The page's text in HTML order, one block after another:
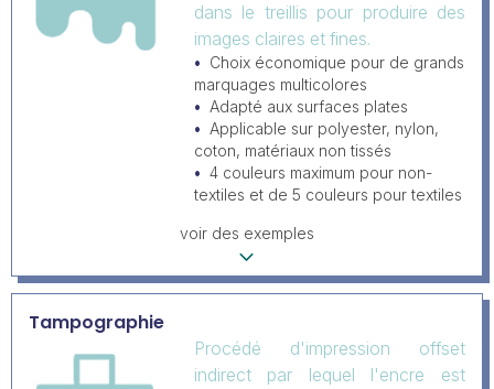
dans le treillis pour produire des
images claires et fines.
Choix économique pour de grands
marquages multicolores
Adapté aux surfaces plates
Applicable sur polyester, nylon,
coton, matériaux non tissés
4 couleurs maximum pour non-
textiles et de 5 couleurs pour textiles
voir des exemples
Tampographie
Procédé d'impression offset
indirect par lequel l'encre est